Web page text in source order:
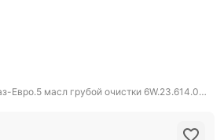
фильтр камаз-Евро.5 масл грубой очистки 6W.23.614.00 "Цитрон"/"МАРК" М1012040 /5144 DIFA 9.2.601